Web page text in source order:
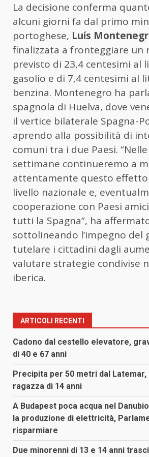
La decisione conferma
alcuni giorni fa dal primo
portoghese, Luís
finalizzata a fronteggiare un
previsto di 23,4 centesimi al
gasolio e di 7,4 centesimi al
benzina. Montenegro ha
spagnola di Huelva, dove
il vertice bilaterale Spagna-
aprendo alla possibilità di
comuni tra i due Paesi.
settimane continueremo a
attentamente questo effetto
livello nazionale e,
cooperazione con Paesi
tutti la Spagna”, ha
sottolineando l’impegno del
tutelare i cittadini dagli
valutare strategie condivise
iberica.
ARTICOLI RECENTI
Cadono dal cestello elevatore,
di 40 e 67 anni
Precipita per 50 metri dal Latemar,
ragazza di 14 anni
A Budapest poca acqua nel
la produzione di elettricità,
risparmiare
Due minorenni di 13 e 14 anni